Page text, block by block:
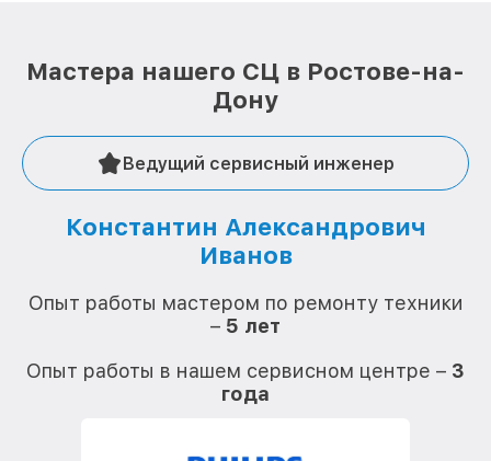
Мастера нашего СЦ в Ростове-на-
Дону
Ведущий сервисный инженер
Константин Александрович
Иванов
Опыт работы мастером по ремонту техники
– 5 лет
Опыт работы в нашем сервисном центре – 3
года